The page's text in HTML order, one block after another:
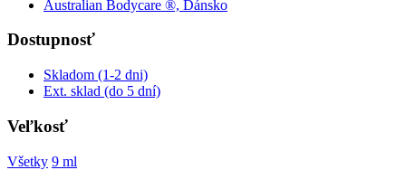
Australian Bodycare ®, Dánsko
Dostupnosť
Skladom (1-2 dni)
Ext. sklad (do 5 dní)
Veľkosť
Všetky 9 ml